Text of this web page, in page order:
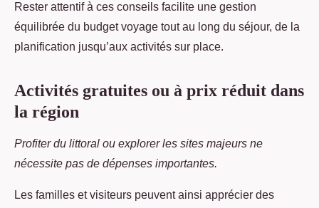
Rester attentif à ces conseils facilite une gestion
équilibrée du budget voyage tout au long du séjour, de la
planification jusqu’aux activités sur place.
Activités gratuites ou à prix réduit dans
la région
Profiter du littoral ou explorer les sites majeurs ne
nécessite pas de dépenses importantes.
Les familles et visiteurs peuvent ainsi apprécier des